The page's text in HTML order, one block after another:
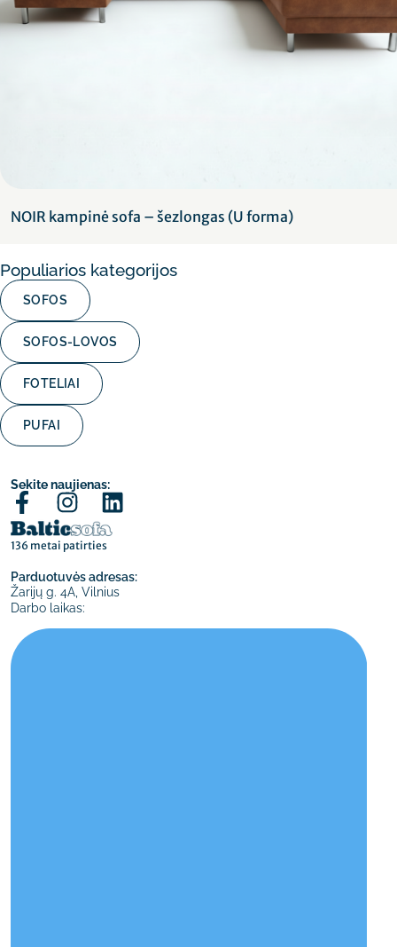
NOIR kampinė sofa – šezlongas (U forma)
Populiarios kategorijos
SOFOS
SOFOS-LOVOS
FOTELIAI
PUFAI
Sekite naujienas:
136 metai patirties
Parduotuvės adresas:
Žarijų g. 4A, Vilnius
Darbo laikas: